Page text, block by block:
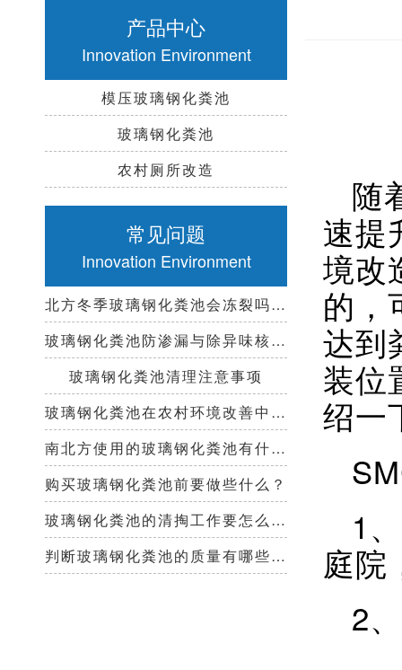
产品中心
Innovation Environment
模压玻璃钢化粪池
玻璃钢化粪池
农村厕所改造
常见问题
Innovation Environment
北方冬季玻璃钢化粪池会冻裂吗？需要保温措施吗？
玻璃钢化粪池防渗漏与除异味核心技术指南
玻璃钢化粪池清理注意事项
玻璃钢化粪池在农村环境改善中起到哪些作用？
南北方使用的玻璃钢化粪池有什么区别？
购买玻璃钢化粪池前要做些什么？
玻璃钢化粪池的清掏工作要怎么做？
判断玻璃钢化粪池的质量有哪些好办法？
随
速提
境改
的，
达到
装位
绍一
1
庭院
2